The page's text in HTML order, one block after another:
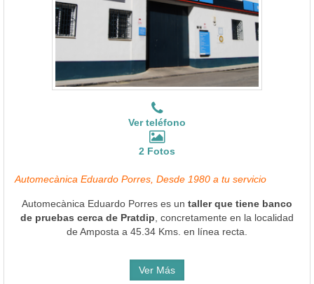
Ver teléfono
2 Fotos
Automecànica Eduardo Porres, Desde 1980 a tu servicio
Automecànica Eduardo Porres es un taller que tiene banco
de pruebas cerca de Pratdip , concretamente en la localidad
de Amposta a 45.34 Kms. en línea recta.
Ver Más